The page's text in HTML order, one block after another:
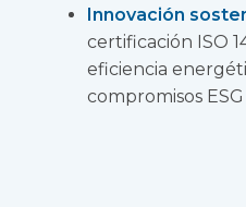
Innovación
certificación ISO
eficiencia
compromisos